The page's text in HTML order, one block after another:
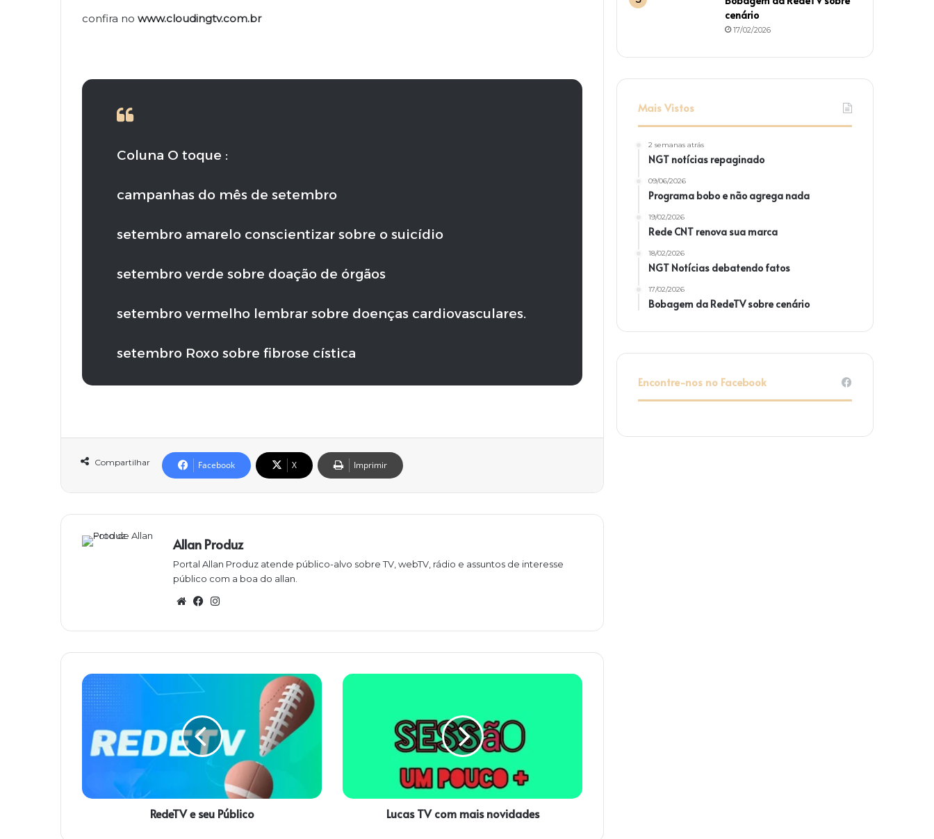
confira no www.cloudingtv.com.br
Coluna O toque :
campanhas do mês de setembro
setembro amarelo conscientizar sobre o suicídio
setembro verde sobre doação de órgãos
setembro vermelho lembrar sobre doenças cardiovasculares.
setembro Roxo sobre fibrose cística
Compartilhar Facebook X Imprimir
Allan Produz
Portal Allan Produz atende público-alvo sobre TV, webTV, rádio e assuntos de interesse
público com a boa do allan.
W
sit
e
Fa
bo
ok
gra
m
R
e
e
RedeTV e seu Público
L
o
Lucas TV com mais novidades
cenário
17/02/2026
Mais Vistos
2 semanas atrás
NGT notícias repaginado
09/06/2026
Programa bobo e não agrega nada
19/02/2026
Rede CNT renova sua marca
18/02/2026
NGT Notícias debatendo fatos
17/02/2026
Bobagem da RedeTV sobre cenário
Encontre-nos no Facebook